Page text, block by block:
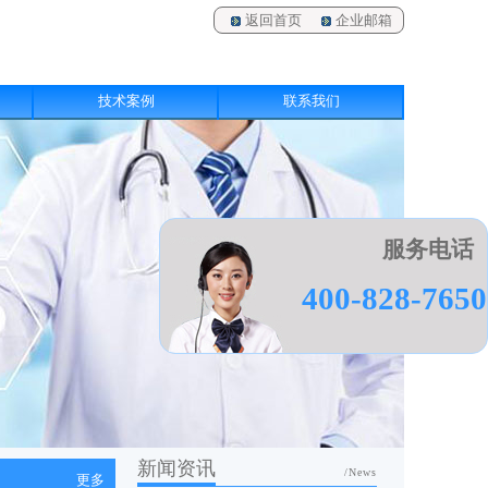
返回首页 企业邮箱
技术案例 联系我们
更多
新闻资讯 /News
服务电话
400-828-7650